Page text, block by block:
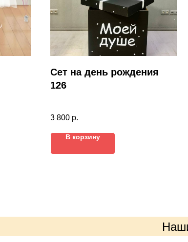
Сет на день рождения
126
3 800 р.
В корзину